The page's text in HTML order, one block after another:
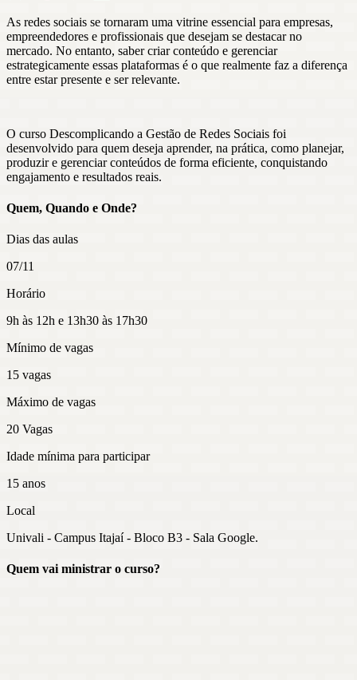
As redes sociais se tornaram uma vitrine essencial para empresas,
empreendedores e profissionais que desejam se destacar no
mercado. No entanto, saber criar conteúdo e gerenciar
estrategicamente essas plataformas é o que realmente faz a diferença
entre estar presente e ser relevante.
O curso Descomplicando a Gestão de Redes Sociais foi
desenvolvido para quem deseja aprender, na prática, como planejar,
produzir e gerenciar conteúdos de forma eficiente, conquistando
engajamento e resultados reais.​
Quem, Quando e Onde?
Dias das aulas
07/11
Horário
9h às 12h e 13h30 às 17h30
Mínimo de vagas
15 vagas
Máximo de vagas
20 Vagas
Idade mínima para participar
15 anos
Local
Univali - Campus Itajaí - Bloco B3 - Sala Google.
Quem vai ministrar o curso?